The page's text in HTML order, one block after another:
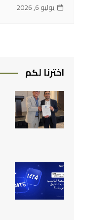
يوليو 6, 2026
اخترنا لكم